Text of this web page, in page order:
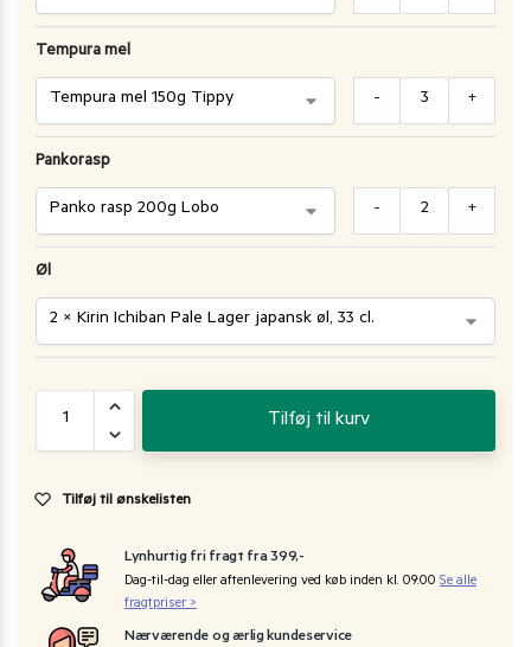
Tempura mel
- +
Pankorasp
- +
Øl
Tilføj til kurv
Tilføj til ønskelisten
Lynhurtig fri fragt fra 399,-
Dag-til-dag eller aftenlevering ved køb inden kl. 09:00 Se alle
fragtpriser >
Nærværende og ærlig kundeservice